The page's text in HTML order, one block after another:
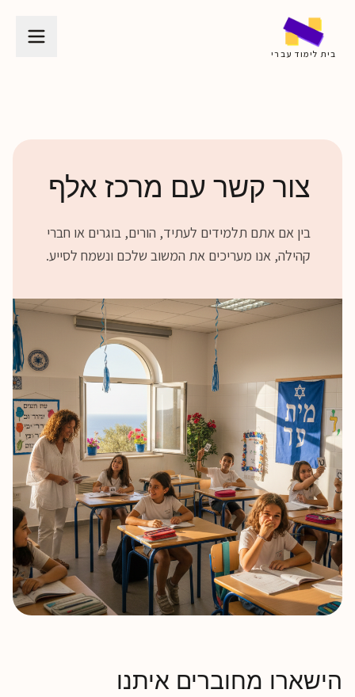
בית לימוד עברי
צור קשר עם מרכז אלף
בין אם אתם תלמידים לעתיד, הורים, בוגרים או חברי
קהילה, אנו מעריכים את המשוב שלכם ונשמח לסייע.
הישארו מחוברים איתנו